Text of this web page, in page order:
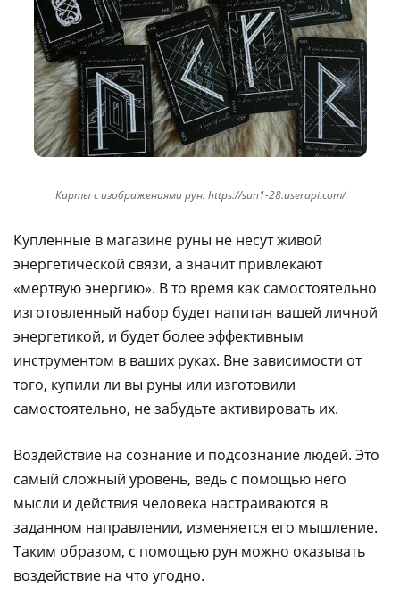
Карты с изображениями рун. https://sun1-28.userapi.com/
Купленные в магазине руны не несут живой
энергетической связи, а значит привлекают
«мертвую энергию». В то время как самостоятельно
изготовленный набор будет напитан вашей личной
энергетикой, и будет более эффективным
инструментом в ваших руках. Вне зависимости от
того, купили ли вы руны или изготовили
самостоятельно, не забудьте активировать их.
Воздействие на сознание и подсознание людей. Это
самый сложный уровень, ведь с помощью него
мысли и действия человека настраиваются в
заданном направлении, изменяется его мышление.
Таким образом, с помощью рун можно оказывать
воздействие на что угодно.